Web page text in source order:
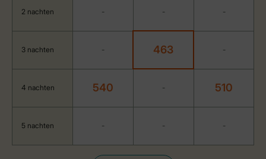
2 nachten - - -
3 nachten - 463 -
4 nachten 540 - 510
5 nachten - - -